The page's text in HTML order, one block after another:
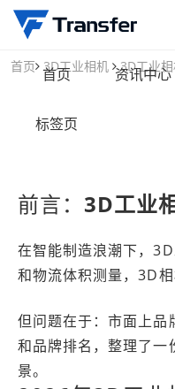
首页 资讯中心
标签页
首页 3D工业相机 3D工业
前言： 3D工业
在智能制造浪潮下，
和物流体积测量，3D
但问题在于：市面上
和品牌排名，整理了一
景。